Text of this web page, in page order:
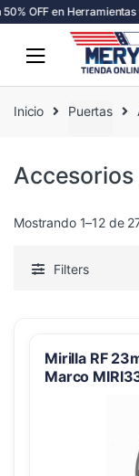
OFF en Herramientas y
Inicio Puertas
Accesorios
Mostrando 1–12 de
Filters
Mirilla RF
Marco